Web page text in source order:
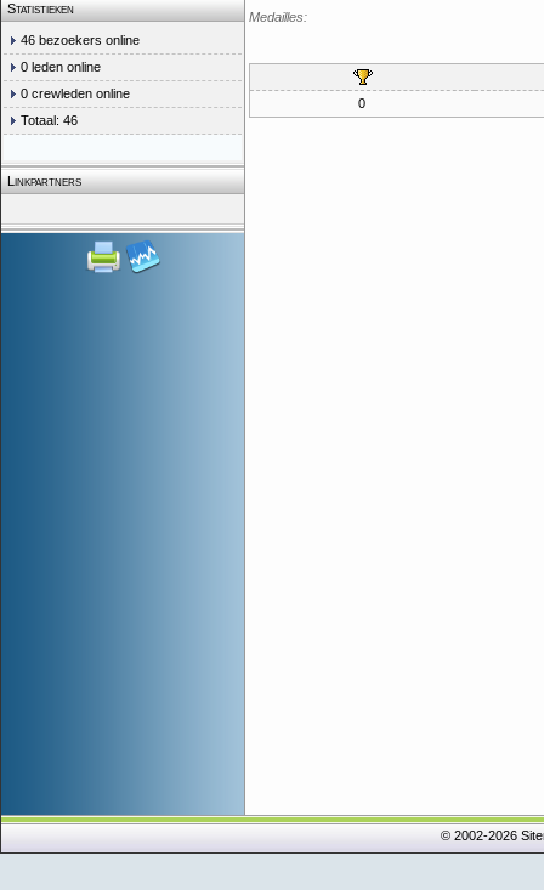
Statistieken
46 bezoekers online
0 leden online
0 crewleden online
Totaal: 46
Linkpartners
Medailles:
0
© 2002-2026